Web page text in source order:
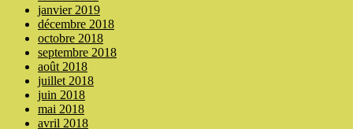
janvier 2019
décembre 2018
octobre 2018
septembre 2018
août 2018
juillet 2018
juin 2018
mai 2018
avril 2018